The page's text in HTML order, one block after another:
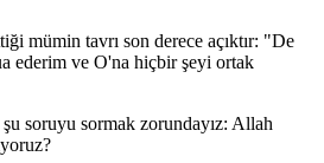
mümin tavrı son derece açıktır: "De
ederim ve O'na hiçbir şeyi ortak
soruyu sormak zorundayız: Allah